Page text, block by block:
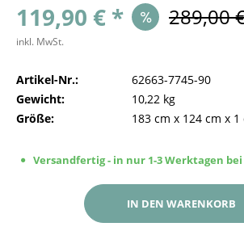
119,90 € * 289,00
inkl. MwSt.
Artikel-Nr.:
62663-7745-90
Gewicht:
10,22 kg
Größe:
183 cm x 124 cm x 1
Versandfertig - in nur 1-3 Werktagen
IN DEN WARENKORB